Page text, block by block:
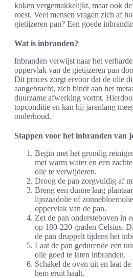
koken vergemakkelijkt, maar ook de
roest. Veel mensen vragen zich af
gietijzeren pan? Een goede
Wat is inbranden?
Inbranden verwijst naar het
oppervlak van de gietijzeren pan
Dit proces zorgt ervoor dat de olie
aangebracht, zich bindt aan het
duurzame afwerking vormt.
topconditie en kan hij jarenlang
onderhoud.
Stappen voor het inbranden van
Begin met het grondig
met warm water en een
olie te verwijderen.
Droog de pan zorgvuldig af
Breng een dunne laag
lijnzaadolie of
oppervlak van de pan.
Zet de pan ondersteboven in
op 180-220 graden Celsius.
de pan druppelt tijdens het
Laat de pan gedurende een
olie goed te laten inbranden.
Schakel de oven uit en laat
hem eruit haalt.